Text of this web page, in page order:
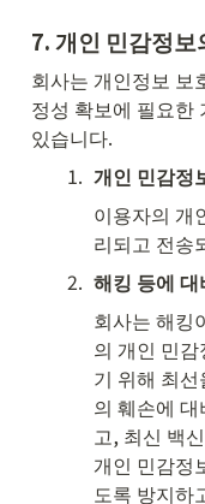
7. 개인 민감정보
회사는 개인정보 보
정성 확보에 필요한
있습니다.
1. 개인 민감정
이용자의 개
리되고 전송
2. 해킹 등에
회사는 해킹
의 개인 민
기 위해 최
의 훼손에
고, 최신 백
개인 민감정
도록 방지하